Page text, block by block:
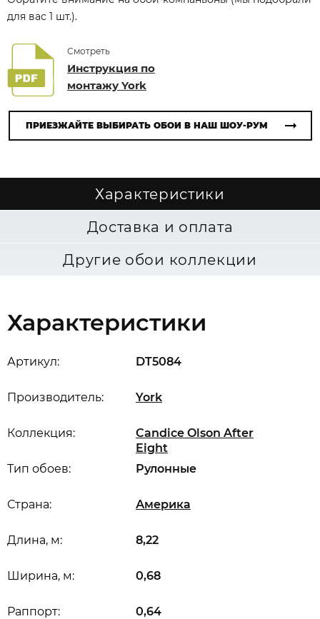
для вас 1 шт.).
Смотреть
Инструкция по
монтажу York
ПРИЕЗЖАЙТЕ ВЫБИРАТЬ ОБОИ В НАШ ШОУ-РУМ
Характеристики
Доставка и оплата
Другие обои коллекции
Характеристики
Артикул: DT5084
Производитель: York
Коллекция:
Candice Olson After
Eight
Длина, м: 8,22
Ширина, м: 0,68
Раппорт: 0,64
Страна: Америка
Тип обоев: Рулонные